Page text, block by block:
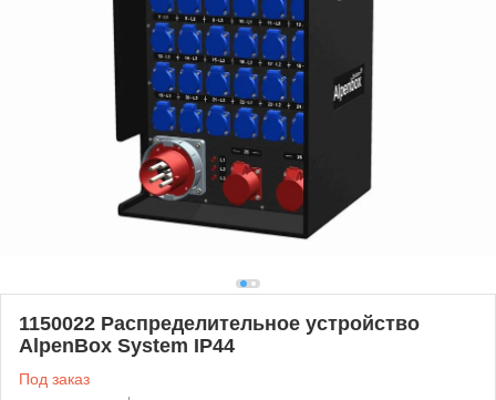
1150022 Распределительное устройство
AlpenBox System IP44
Под заказ